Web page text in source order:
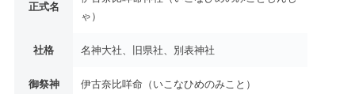
正式名
ゃ）
社格 名神大社、旧県社、別表神社
御祭神 伊古奈比咩命（いこなひめのみこと）